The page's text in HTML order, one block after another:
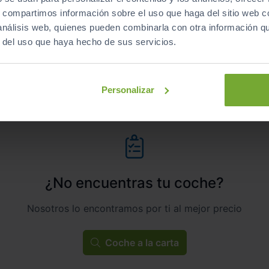
información sobre el uso que haga del sitio web
web, quienes pueden combinarla con otra información
uso que haya hecho de sus servicios.
Personalizar
Automático
Híbrido
ECO
¿No encuentras tu coche?
Nosotros lo encontramos por ti al mejor precio
Coche a la carta